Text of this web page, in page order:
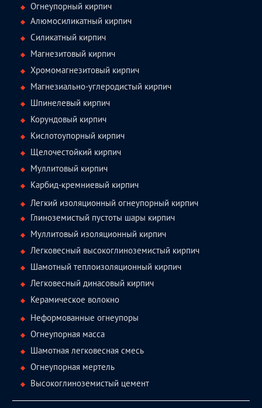
Огнеупорный кирпич
Алюмосиликатный кирпич
Силикатный кирпич
Магнезитовый кирпич
Хромомагнезитовый кирпич
Магнезиально-углеродистый кирпич
Шпинелевый кирпич
Корундовый кирпич
Кислотоупорный кирпич
Щелочестойкий кирпич
Муллитовый кирпич
Карбид-кремниевый кирпич
Легкий изоляционный огнеупорный кирпич
Глиноземистый пустоты шары кирпич
Муллитовый изоляционный кирпич
Легковесный высокоглиноземистый кирпич
Шамотный теплоизоляционный кирпич
Легковесный динасовый кирпич
Керамическое волокно
Неформованные огнеупоры
Огнеупорная масса
Шамотная легковесная смесь
Огнеупорная мертель
Высокоглиноземистый цемент